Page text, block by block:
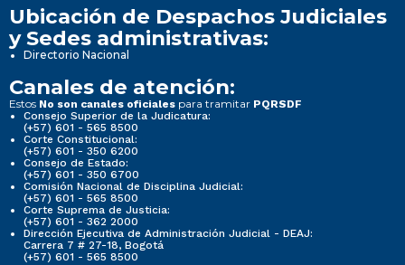
Ubicación de Despachos Judiciales
y Sedes administrativas:
Directorio Nacional
Canales de atención:
Estos No son canales oficiales para tramitar PQRSDF
Consejo Superior de la Judicatura:
(+57) 601 - 565 8500
Corte Constitucional:
(+57) 601 - 350 6200
Consejo de Estado:
(+57) 601 - 350 6700
Comisión Nacional de Disciplina Judicial:
(+57) 601 - 565 8500
Corte Suprema de Justicia:
(+57) 601 - 362 2000
Dirección Ejecutiva de Administración Judicial - DEAJ:
Carrera 7 # 27-18, Bogotá
(+57) 601 - 565 8500